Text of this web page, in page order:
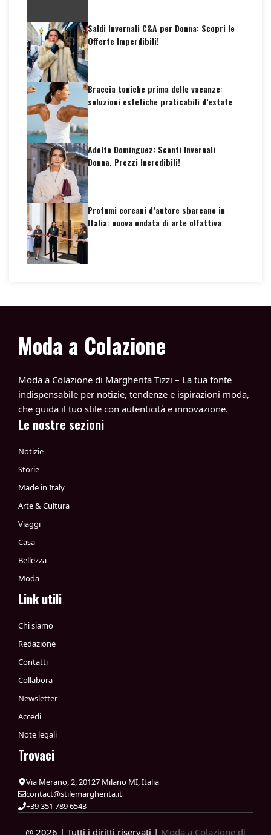
Saldi Invernali C&A per Donna: Scopri le
Offerte Imperdibili!
Braccia toniche prima delle vacanze:
soluzioni estetiche praticabili d’estate
Adolfo Dominguez: Sconti Invernali
Donna, Prezzi Incredibili!
Profumi coreani d’autore sbarcano in
Italia: nuova ondata di arte olfattiva
Moda a Colazione
Moda a Colazione di Margherita Tizzi – La tua fonte
indispensabile per notizie, tendenze e ispirazioni moda,
che guida il tuo stile con autenticità e innovazione.
Le nostre sezioni
Notizie
Storie
Made in Italy
Arte & Cultura
Viaggi
Casa
Bellezza
Moda
Link utili
Chi siamo
Redazione
Contatti
Collabora
Newsletter
Accedi
Note legali
Trovaci
Via Merano, 2, 20127 Milano MI, Italia
contact@stilemargherita.it
+39 351 789 6543
@ 2026 | Tutti i diritti riservati | Moda a Colazione di